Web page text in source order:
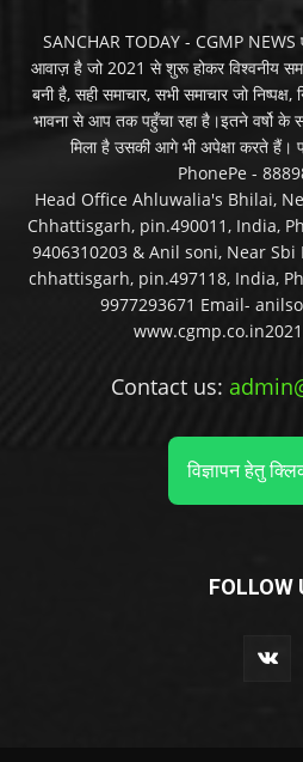
SANCHAR TODAY - CGMP NEWS
आवाज़ है जो 2021 से शुरू होकर विश्वनीय
बनी है, सही समाचार, सभी समाचार जो निष्पक्ष,
भावना से आप तक पहुँचा रहा है।इतने वर्षो के
मिला है उसकी आगे भी अपेक्षा करते हैं।
PhonePe -
Head Office Ahluwalia's Bhilai,
Chhattisgarh, pin.490011, India,
9406310203 & Anil soni, Near
chhattisgarh, pin.497118, India,
9977293671 Email-
Contact us:
विज्ञापन हेतु
FOLLOW